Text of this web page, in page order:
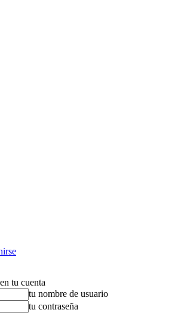
tu cuenta
tu nombre de usuario
tu contraseña